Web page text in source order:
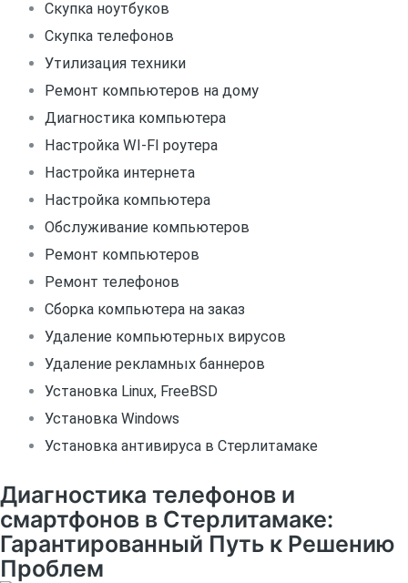
Скупка ноутбуков
Скупка телефонов
Утилизация техники
Ремонт компьютеров на дому
Диагностика компьютера
Настройка WI-FI роутера
Настройка интернета
Настройка компьютера
Обслуживание компьютеров
Ремонт компьютеров
Ремонт телефонов
Сборка компьютера на заказ
Удаление компьютерных вирусов
Удаление рекламных баннеров
Установка Linux, FreeBSD
Установка Windows
Установка антивируса в Стерлитамаке
Диагностика телефонов и
смартфонов в Стерлитамаке:
Гарантированный Путь к Решению
Проблем